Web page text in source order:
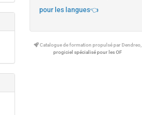
pour les langues👈
Catalogue de formation propulsé par Dendreo,
progiciel spécialisé pour les OF